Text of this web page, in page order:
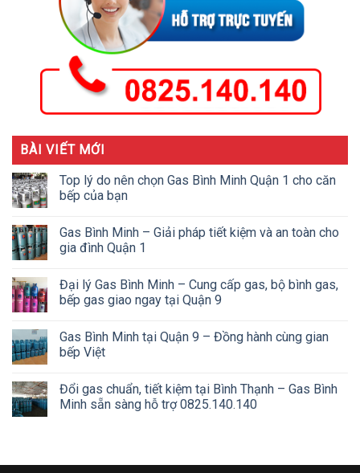
BÀI VIẾT MỚI
Top lý do nên chọn Gas Bình Minh Quận 1 cho căn
bếp của bạn
Gas Bình Minh – Giải pháp tiết kiệm và an toàn cho
gia đình Quận 1
Đại lý Gas Bình Minh – Cung cấp gas, bộ bình gas,
bếp gas giao ngay tại Quận 9
Gas Bình Minh tại Quận 9 – Đồng hành cùng gian
bếp Việt
Đổi gas chuẩn, tiết kiệm tại Bình Thạnh – Gas Bình
Minh sẵn sàng hỗ trợ 0825.140.140